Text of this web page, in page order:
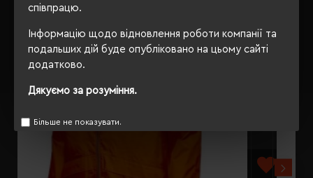
співпрацю.
Інформацію щодо відновлення роботи компанії та
подальших дій буде опубліковано на цьому сайті
додатково.
Дякуємо за розуміння.
Більше не показувати.